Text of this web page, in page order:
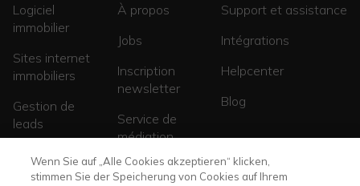
Logiciel
immobilier
Sites internet
immobiliers
Gestion de
leads
Sites de
promotions
À propos
Jobs
Inscription
newsletter
Service de
médiation
Support et assistance
Intégrations
Helpcenter
Blog
Wenn Sie auf „Alle Cookies akzeptieren“ klicken,
stimmen Sie der Speicherung von Cookies auf Ihrem